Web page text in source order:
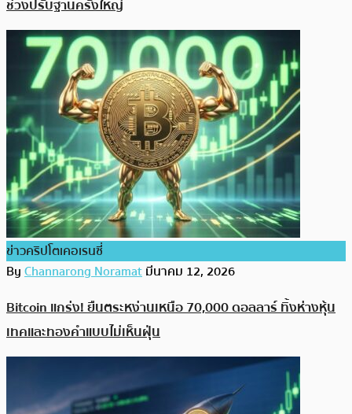
ช่วงปรับฐานครั้งใหญ่
ข่าวคริปโตเคอเรนซี่
ByChannarong Noramatมีนาคม 12, 2026
Bitcoin แกร่ง! ยืนตระหง่านเหนือ 70,000 ดอลลาร์ ทิ้งห่างหุ้น
เทคและทองคำแบบไม่เห็นฝุ่น